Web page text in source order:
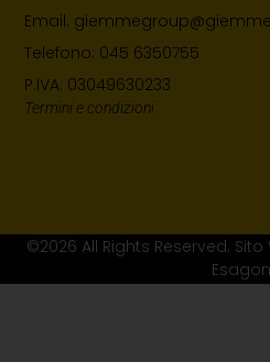
Email:
Telefono: 045 6350755
P.IVA: 03049630233
Termini e condizioni
©2026 All Rights Reserved.